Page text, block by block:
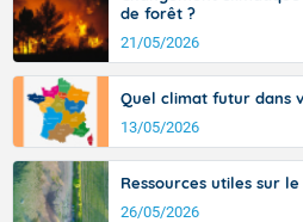
de forêt ?
21/05/2026
Quel climat futur dans
13/05/2026
Ressources utiles sur
26/05/2026